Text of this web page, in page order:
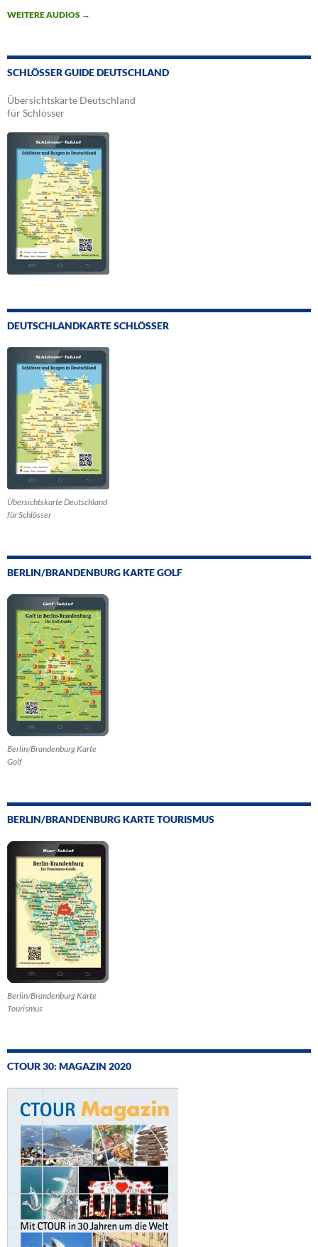
WEITERE AUDIOS →
SCHLÖSSER GUIDE DEUTSCHLAND
Übersichtskarte Deutschland
für Schlösser
DEUTSCHLANDKARTE SCHLÖSSER
Übersichtskarte Deutschland
für Schlösser
BERLIN/BRANDENBURG KARTE GOLF
Berlin/Brandenburg Karte
Golf
BERLIN/BRANDENBURG KARTE TOURISMUS
Berlin/Brandenburg Karte
Tourismus
CTOUR 30: MAGAZIN 2020